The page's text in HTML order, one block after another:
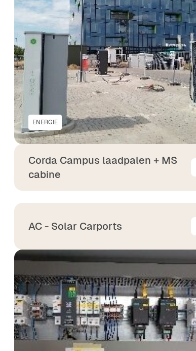
ENERGIE
Corda Campus laadpalen + MS
cabine
AC - Solar Carports